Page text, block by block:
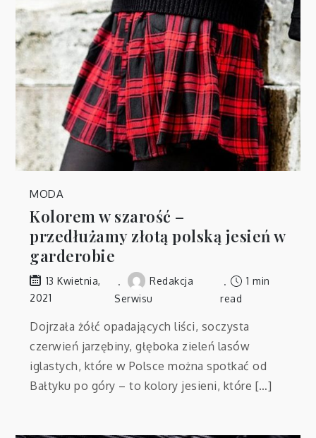
MODA
Kolorem w szarość –
przedłużamy złotą polską jesień w
garderobie
13 Kwietnia,
2021
Redakcja
Serwisu
1 min
read
Dojrzała żółć opadających liści, soczysta
czerwień jarzębiny, głęboka zieleń lasów
iglastych, które w Polsce można spotkać od
Bałtyku po góry – to kolory jesieni, które […]